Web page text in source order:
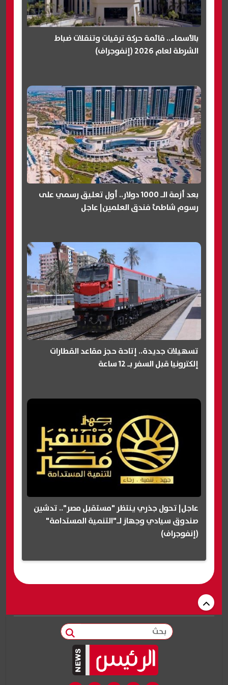
بالأسماء.. قائمة حركة ترقيات وتنقلات ضباط
الشرطة لعام 2026 (إنفوجراف)
بعد أزمة الـ 1000 دولار.. أول تعليق رسمي على
رسوم شاطئ فندق العلمين| عاجل
تسهيلات جديدة.. إتاحة حجز مقاعد القطارات
إلكترونيا قبل السفر بـ 12 ساعة
عاجل| تحول جذري ينتظر "مستقبل مصر".. تدشين
صندوق سيادي وجهاز لـ"التنمية المستدامة"
(إنفوجراف)
بحث